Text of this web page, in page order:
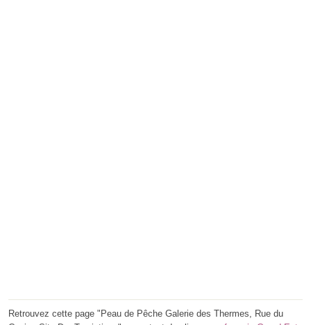
Retrouvez cette page "Peau de Pêche Galerie des Thermes, Rue du